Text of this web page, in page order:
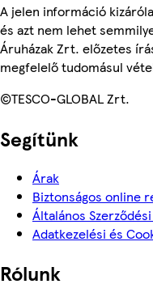
A jelen információ
és azt nem lehet
Áruházak Zrt. előzetes
megfelelő tudomásul
©TESCO-GLOBAL Zrt.
Segítünk
Árak
Biztonságos online
Általános
Adatkezelési és
Rólunk